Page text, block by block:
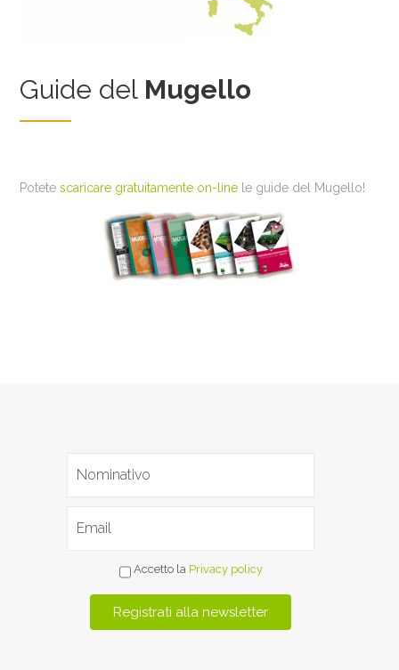
Guide del Mugello
Potetescaricare gratuitamente on-line le guide del Mugello!
Accetto la Privacy policy